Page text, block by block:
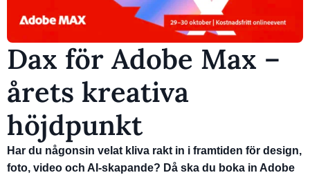
Dax för Adobe Max –
årets kreativa
höjdpunkt
Har du någonsin velat kliva rakt in i framtiden för design,
foto, video och AI-skapande? Då ska du boka in Adobe